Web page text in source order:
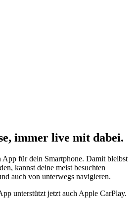
immer live mit dabei.
App für dein Smartphone. Damit bleibst
kannst deine meist besuchten
auch von unterwegs navigieren.
unterstützt jetzt auch Apple CarPlay.